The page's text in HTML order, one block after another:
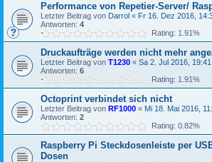
Performance von Repetier-Server/
Letzter Beitrag von Darrol « Fr 16. Dez 2016,
Antworten: 4
Rating: 1.91%
Druckaufträge werden nicht mehr
Letzter Beitrag von T1230 « Sa 2. Jul 2016, 19:41
Antworten: 6
Rating: 1.91%
Octoprint verbindet sich nicht
Letzter Beitrag von RF1000 « Mi 18. Mai 2016,
Antworten: 2
Rating: 0.82%
Raspberry Pi Steckdosenleiste per
Dosen